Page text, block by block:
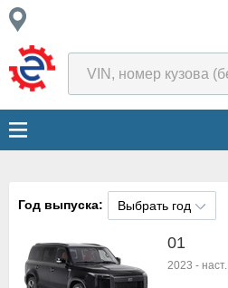
Год выпуска: Выбрать год
01
2023 -